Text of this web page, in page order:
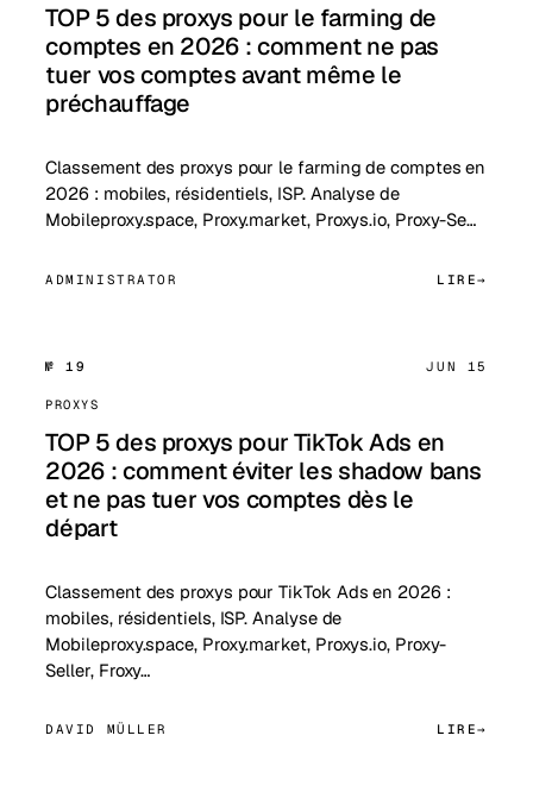
TOP 5 des proxys pour le farming de
comptes en 2026 : comment ne pas
tuer vos comptes avant même le
préchauffage
Classement des proxys pour le farming de comptes en
2026 : mobiles, résidentiels, ISP. Analyse de
Mobileproxy.space, Proxy.market, Proxys.io, Proxy-Se…
ADMINISTRATOR LIRE
№ 19 JUN 15
PROXYS
TOP 5 des proxys pour TikTok Ads en
2026 : comment éviter les shadow bans
et ne pas tuer vos comptes dès le
départ
Classement des proxys pour TikTok Ads en 2026 :
mobiles, résidentiels, ISP. Analyse de
Mobileproxy.space, Proxy.market, Proxys.io, Proxy-
Seller, Froxy…
DAVID MÜLLER LIRE